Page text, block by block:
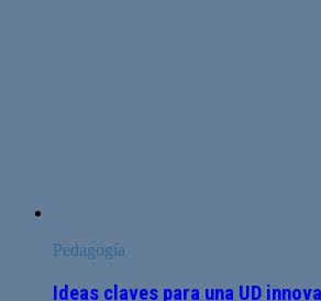
Pedagogía
Ideas claves para una UD